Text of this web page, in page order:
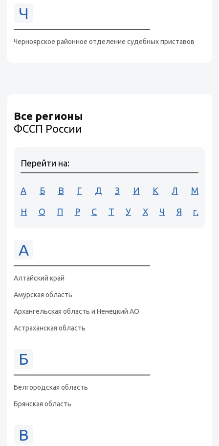
Ч
Черноярское районное отделение судебных приставов
Все регионы
ФССП России
Перейти на:
А Б В Г Д З И К Л М
Н О П Р С Т У Х Ч Я г.
А
Алтайский край
Амурская область
Архангельская область и Ненецкий АО
Астраханская область
Б
Белгородская область
Брянская область
В